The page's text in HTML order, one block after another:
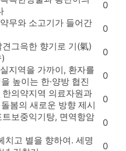
0
무와 소고기가 들어간
0
그윽한 향기로 기(氣)
0
지역을 가까이, 환자를
높이는 한·양방 협진
0
한의약지역 의료자원과
봄의 새로운 방향 제시
0
트보중익기탕, 면역항암
0
치고 별을 향하여. 세명
0